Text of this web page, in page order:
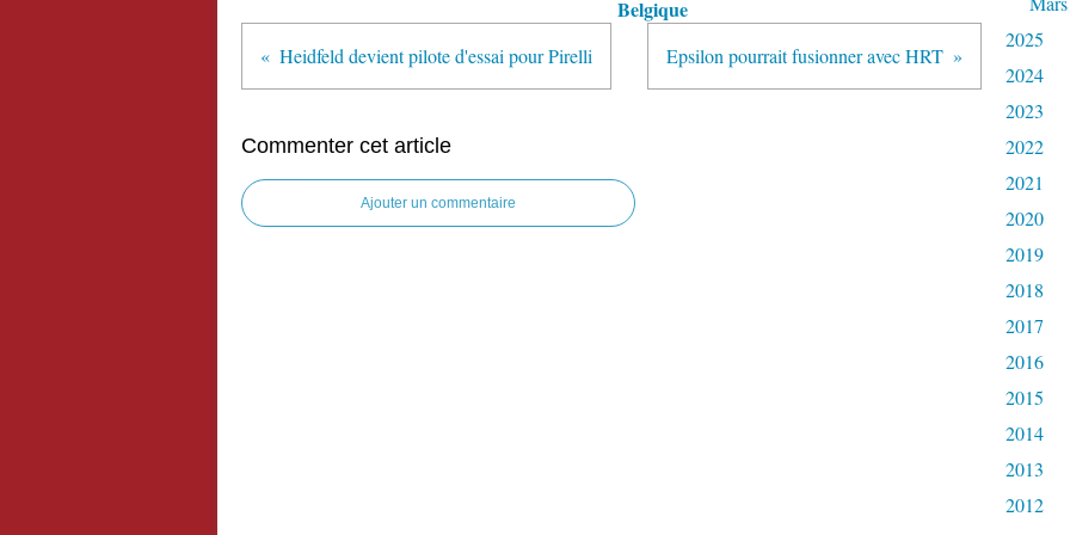
Belgique
Heidfeld devient pilote d'essai pour Pirelli Epsilon pourrait fusionner avec HRT
Commenter cet article
Ajouter un commentaire
2025
2024
2023
2022
2021
2020
2019
2018
2017
2016
2015
2014
2013
2012